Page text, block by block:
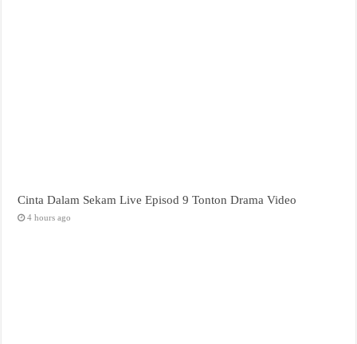
Cinta Dalam Sekam Live Episod 9 Tonton Drama Video
4 hours ago